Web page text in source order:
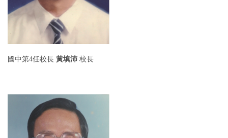
國中第4任校長 黃填沛 校長